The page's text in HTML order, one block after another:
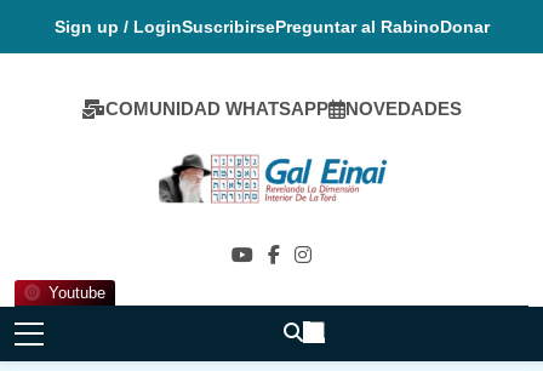
Sign up / LoginSuscribirsePreguntar al RabinoDonar
COMUNIDAD WHATSAPP NOVEDADES
Youtube
Gal Einai En